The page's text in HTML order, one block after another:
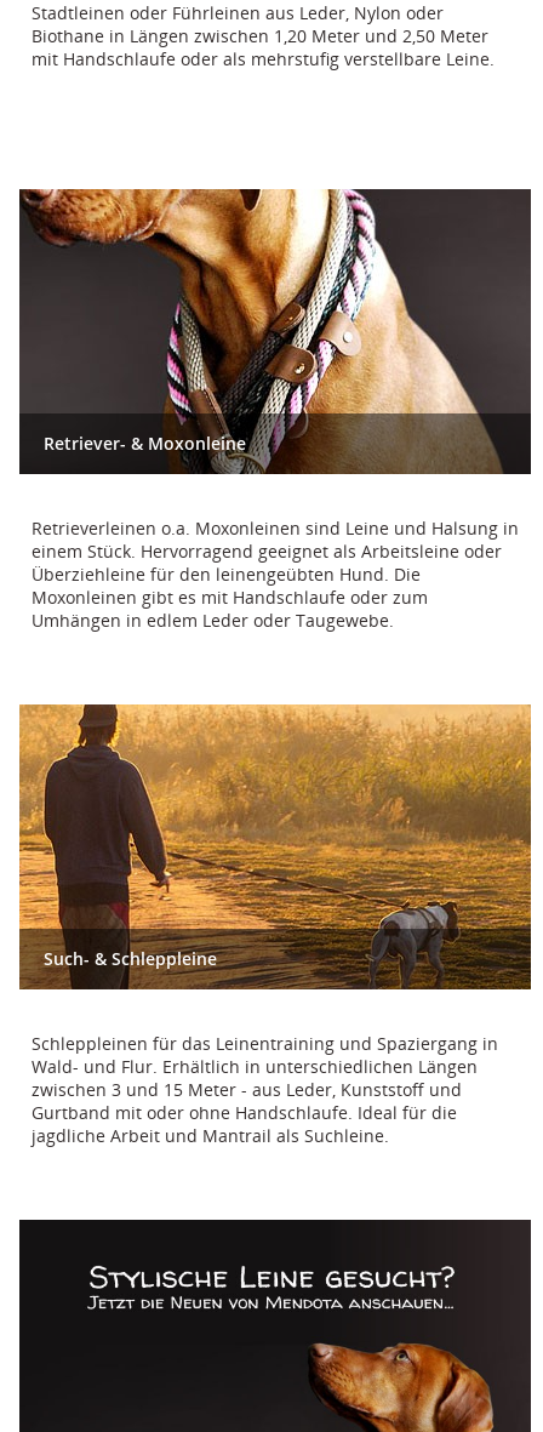
Retriever- & Moxonleine
Such- & Schleppleine
Stadtleinen oder Führleinen aus Leder, Nylon oder
Biothane in Längen zwischen 1,20 Meter und 2,50 Meter
mit Handschlaufe oder als mehrstufig verstellbare Leine.
Retrieverleinen o.a. Moxonleinen sind Leine und Halsung in
einem Stück. Hervorragend geeignet als Arbeitsleine oder
Überziehleine für den leinengeübten Hund. Die
Moxonleinen gibt es mit Handschlaufe oder zum
Umhängen in edlem Leder oder Taugewebe.
Schleppleinen für das Leinentraining und Spaziergang in
Wald- und Flur. Erhältlich in unterschiedlichen Längen
zwischen 3 und 15 Meter - aus Leder, Kunststoff und
Gurtband mit oder ohne Handschlaufe. Ideal für die
jagdliche Arbeit und Mantrail als Suchleine.